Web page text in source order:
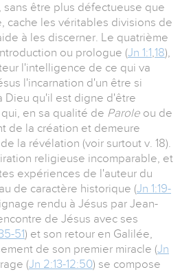
sans être plus défectueuse que
cache les véritables divisions de
à les discerner. Le quatrième
ou prologue (Jn 1:1,18),
l'intelligence de ce qui va
l'incarnation d'un être si
Dieu qu'il est digne d'être
en sa qualité de Parole ou de
de la création et demeure
la révélation (voir surtout v. 18).
religieuse incomparable, et
expériences de l'auteur du
de caractère historique (Jn 1:19-
rendu à Jésus par Jean-
de Jésus avec ses
51) et son retour en Galilée,
de son premier miracle (Jn
(Jn 2:13-12:50) se compose